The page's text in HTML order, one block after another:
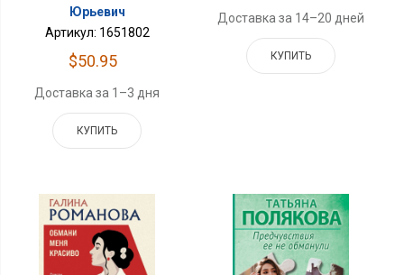
Юрьевич
Артикул: 1651802
$50.95
Доставка за 1–3 дня
КУПИТЬ
Доставка за 14–20 дней
КУПИТЬ